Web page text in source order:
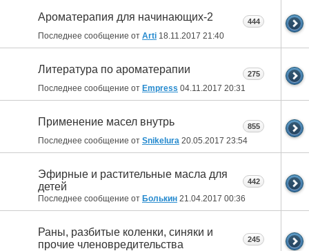
Ароматерапия для начинающих-2
Последнее сообщение от Arti 18.11.2017 21:40
444
Литература по ароматерапии
Последнее сообщение от Empress 04.11.2017 20:31
275
Применение масел внутрь
Последнее сообщение от Snikelura 20.05.2017 23:54
855
Эфирные и растительные масла для
детей
Последнее сообщение от Болькин 21.04.2017 00:36
442
Раны, разбитые коленки, синяки и
прочие членовредительства
245